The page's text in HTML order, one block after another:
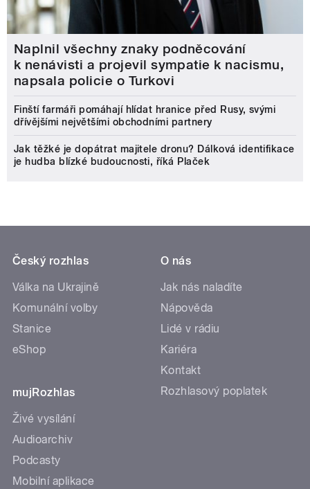
Naplnil všechny znaky podněcování
k nenávisti a projevil sympatie k nacismu,
napsala policie o Turkovi
Finští farmáři pomáhají hlídat hranice před Rusy, svými
dřívějšími největšími obchodními partnery
Jak těžké je dopátrat majitele dronu? Dálková identifikace
je hudba blízké budoucnosti, říká Plaček
Český rozhlas
Válka na Ukrajině
Komunální volby
Stanice
eShop
mujRozhlas
Živé vysílání
Audioarchiv
Podcasty
Mobilní aplikace
O nás
Jak nás naladíte
Nápověda
Lidé v rádiu
Kariéra
Kontakt
Rozhlasový poplatek